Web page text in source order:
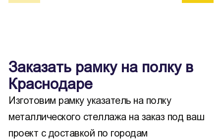
Заказать рамку на полку в
Краснодаре
Изготовим рамку указатель на полку
металлического стеллажа на заказ под ваш
проект с доставкой по городам